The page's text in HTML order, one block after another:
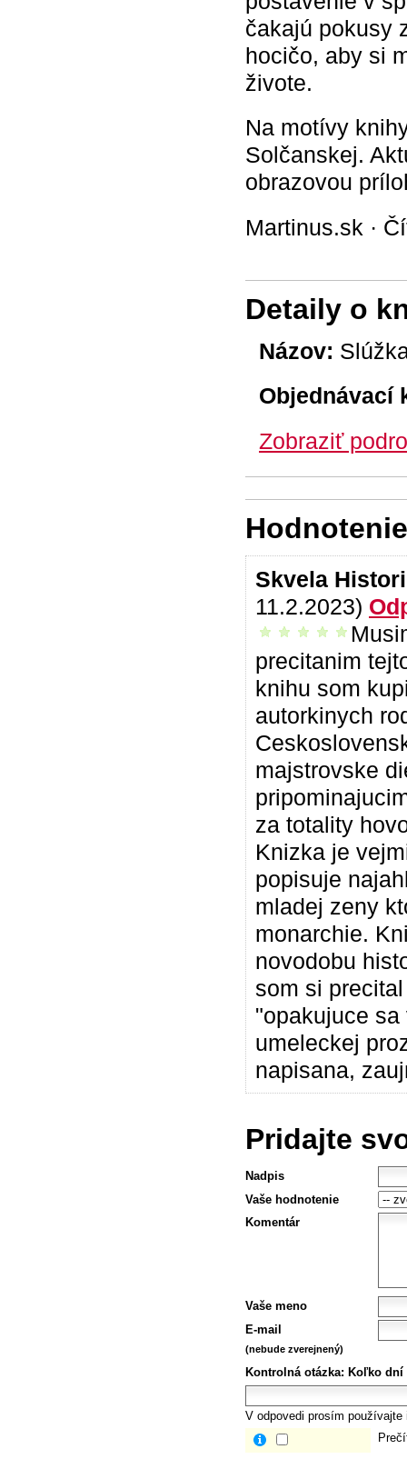
čakajú pokusy
hocičo, aby si
živote.
Na motívy
Solčanskej.
obrazovou
Martinus.sk ·
Detaily o
Názov:
Objednávací
Zobraziť
Skvela
11.2.2023)
vrelo odporúčam
precitanim
knihu som
autorkinych
majstrovske
za totality
Knizka je
popisuje
mladej zeny
monarchie.
novodobu
som si
"opakujuce
umeleckej
napisana,
Pridajte
Nadpis
Vaše hodnotenie
Komentár
Vaše meno
E-mail
(nebude zverejnený)
Kontrolná otázka: Koľko dní
V odpovedi prosím